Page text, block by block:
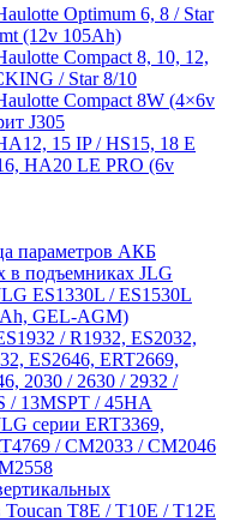
Optimum 6, 8 / Star
(12v 105Ah)
Compact 8, 10, 12,
/ Star 8/10
Compact 8W (4×6v
J305
15 IP / HS15, 18 E
HA20 LE PRO (6v
параметров АКБ
в подъемниках JLG
ES1330L / ES1530L
GEL-AGM)
/ R1932, ES2032,
ES2646, ERT2669,
2030 / 2630 / 2932 /
/ 13MSPT / 45HA
серии ERT3369,
/ CM2033 / CM2046
T8E / T10E / T12E